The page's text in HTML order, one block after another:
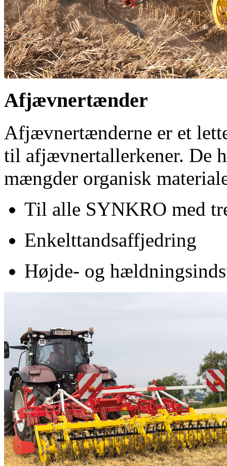
Afjævnertænder
Afjævnertænderne er et
til afjævnertallerkener. De
mængder organisk
Til alle SYNKRO med
Enkelttandsaffjedring
Højde- og